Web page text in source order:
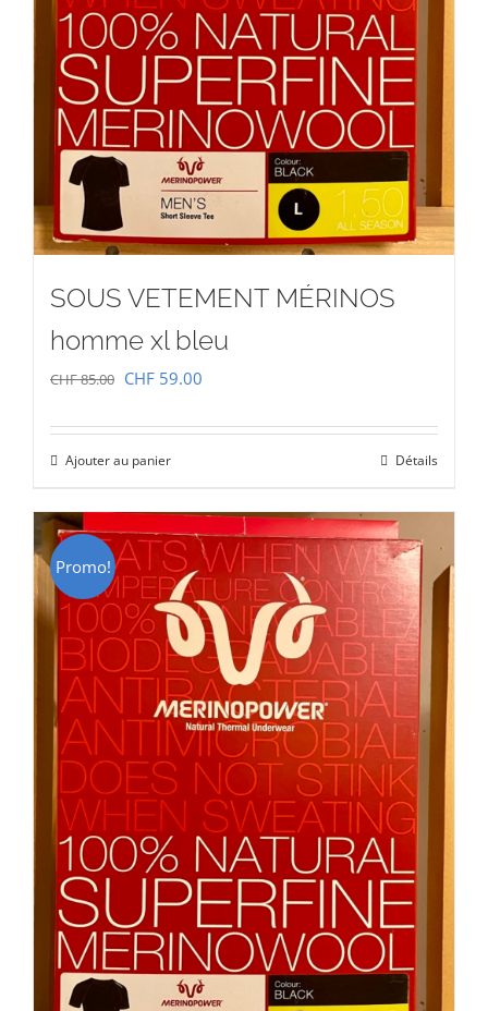
SOUS VETEMENT MÉRINOS
homme xl bleu
CHF85.00 Le
initial
était :
CHF 85.00.
CHF 59.00
actuel
CHF 59.00.
Ajouter au panier Détails
Promo!